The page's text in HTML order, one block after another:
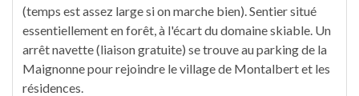
(temps est assez large si on marche bien). Sentier situé
essentiellement en forêt, à l'écart du domaine skiable. Un
arrêt navette (liaison gratuite) se trouve au parking de la
Maignonne pour rejoindre le village de Montalbert et les
résidences.